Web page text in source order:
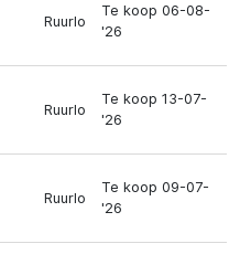
Ruurlo
Te koop 06-08-
'26
Ruurlo
Te koop 13-07-
'26
Ruurlo
Te koop 09-07-
'26